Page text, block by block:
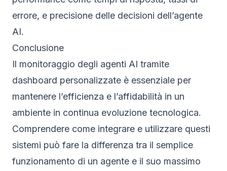
errore, e precisione delle decisioni dell’agente
AI.
Conclusione
Il monitoraggio degli agenti AI tramite
dashboard personalizzate è essenziale per
mantenere l’efficienza e l’affidabilità in un
ambiente in continua evoluzione tecnologica.
Comprendere come integrare e utilizzare questi
sistemi può fare la differenza tra il semplice
funzionamento di un agente e il suo massimo